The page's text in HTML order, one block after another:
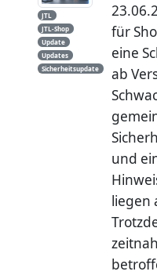
JTL
JTL-Shop
Update
Updates
Sicherheitsupdate
für
eine
ab
und
liegen